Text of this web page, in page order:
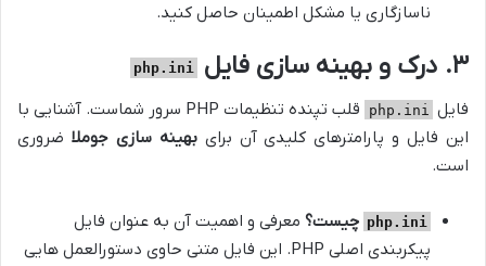
ناسازگاری یا مشکل اطمینان حاصل کنید.
۳. درک و بهینه سازی فایل php.ini
فایل php.ini
قلب تپنده تنظیمات PHP سرور شماست. آشنایی با
این فایل و پارامترهای کلیدی آن برایبهینه سازی جوملا ضروری
است.
php.ini چیست؟ معرفی و اهمیت آن به عنوان فایل
پیکربندی اصلی PHP. این فایل متنی حاوی دستورالعمل هایی